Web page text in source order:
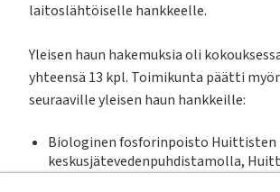
laitoslähtöiselle hankkeelle.
Yleisen haun hakemuksia oli
yhteensä 13 kpl. Toimikunta päätti
seuraaville yleisen haun hankkeille:
Biologinen fosforinpoisto Huittisten
keskusjätevedenpuhdistamolla,